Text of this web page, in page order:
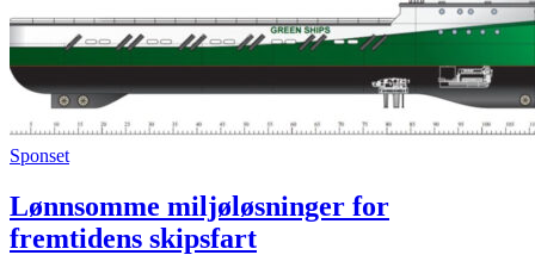
Sponset
Lønnsomme miljøløsninger for
fremtidens skipsfart